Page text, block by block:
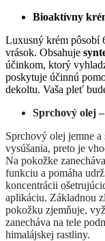
Bioaktívny
Luxusný krém pôsobí
vrások. Obsahuje
účinkom, ktorý
poskytuje účinnú
dekoltu. Vaša pleť
Sprchový olej –
Sprchový olej jemne
vysúšania, preto je
Na pokožke
funkciu a pomáha
koncentrácii
aplikáciu. Základnou
pokožku zjemňuje,
zanecháva na tele
himalájskej rastliny.